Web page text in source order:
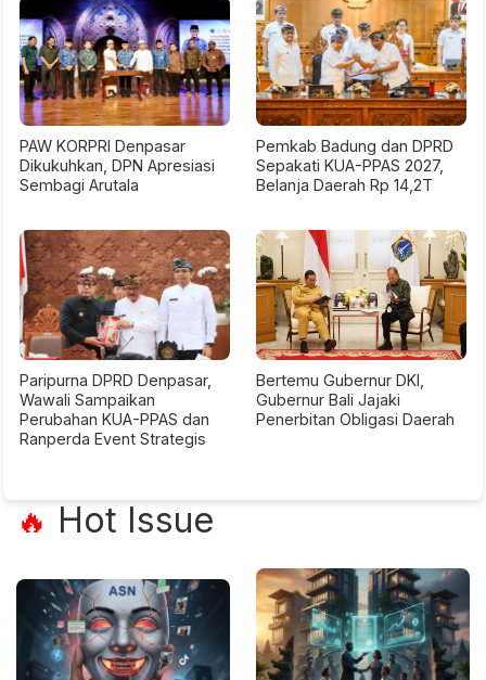
PAW KORPRI Denpasar
Dikukuhkan, DPN Apresiasi
Sembagi Arutala
Pemkab Badung dan DPRD
Sepakati KUA-PPAS 2027,
Belanja Daerah Rp 14,2T
Paripurna DPRD Denpasar,
Wawali Sampaikan
Perubahan KUA-PPAS dan
Ranperda Event Strategis
Bertemu Gubernur DKI,
Gubernur Bali Jajaki
Penerbitan Obligasi Daerah
🔥 Hot Issue